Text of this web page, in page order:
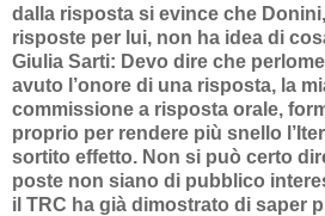
dalla risposta si evince che
risposte per lui, non ha idea di
Giulia Sarti: Devo dire che
avuto l’onore di una risposta, la
commissione a risposta orale,
proprio per rendere più snello
sortito effetto. Non si può certo
poste non siano di pubblico
il TRC ha già dimostrato di saper